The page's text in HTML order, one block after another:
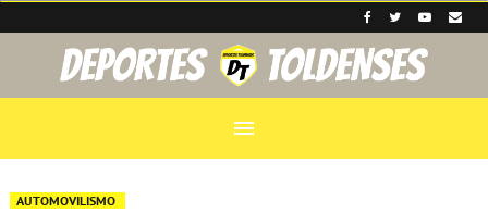
menu
AUTOMOVILISMO